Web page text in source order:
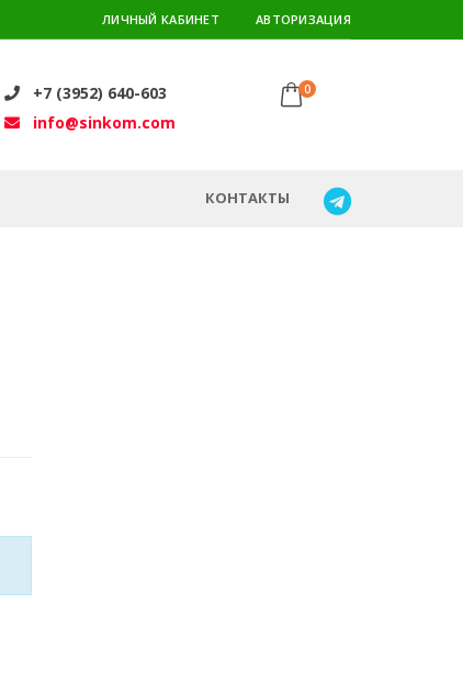
ЛИЧНЫЙ КАБИНЕТ АВТОРИЗАЦИЯ
+7 (3952) 640-603
info@sinkom.com
0
КОНТАКТЫ